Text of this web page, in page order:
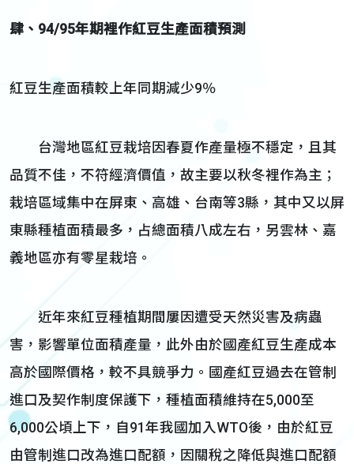
肆、94/95年期裡作紅豆生產面積預測
紅豆生產面積較上年同期減少9％
台灣地區紅豆栽培因春夏作產量極不穩定，且其
品質不佳，不符經濟價值，故主要以秋冬裡作為主；
栽培區域集中在屏東、高雄、台南等3縣，其中又以屏
東縣種植面積最多，占總面積八成左右，另雲林、嘉
義地區亦有零星栽培。
近年來紅豆種植期間屢因遭受天然災害及病蟲
害，影響單位面積產量，此外由於國產紅豆生產成本
高於國際價格，較不具競爭力。國產紅豆過去在管制
進口及契作制度保護下，種植面積維持在5,000至
6,000公頃上下，自91年我國加入WTO後，由於紅豆
由管制進口改為進口配額，因關稅之降低與進口配額